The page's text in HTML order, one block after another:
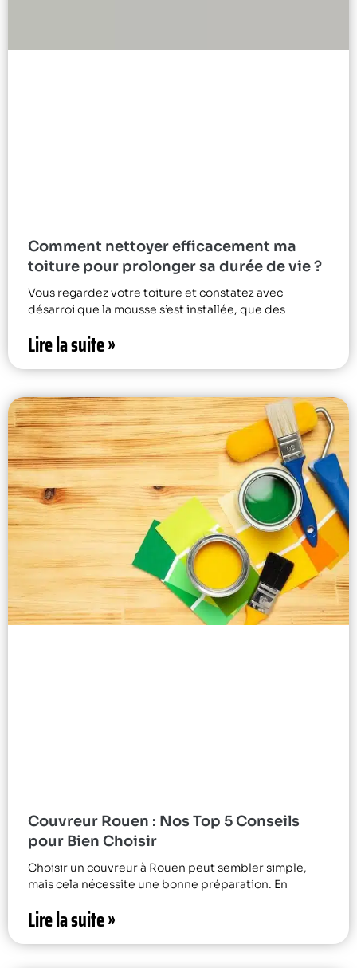
Comment nettoyer efficacement ma
toiture pour prolonger sa durée de vie ?
Vous regardez votre toiture et constatez avec
désarroi que la mousse s’est installée, que des
Lire la suite »
Couvreur Rouen : Nos Top 5 Conseils
pour Bien Choisir
Choisir un couvreur à Rouen peut sembler simple,
mais cela nécessite une bonne préparation. En
Lire la suite »